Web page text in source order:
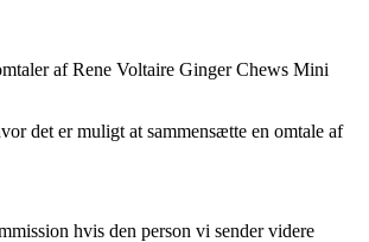
af Rene Voltaire Ginger Chews Mini
det er muligt at sammensætte en omtale af
hvis den person vi sender videre